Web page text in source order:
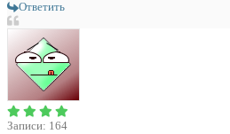
Ответить
Записи: 164